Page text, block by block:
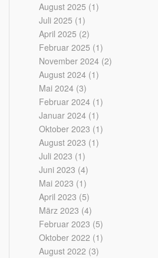
August 2025 (1)
Juli 2025 (1)
April 2025 (2)
Februar 2025 (1)
November 2024 (2)
August 2024 (1)
Mai 2024 (3)
Februar 2024 (1)
Januar 2024 (1)
Oktober 2023 (1)
August 2023 (1)
Juli 2023 (1)
Juni 2023 (4)
Mai 2023 (1)
April 2023 (5)
März 2023 (4)
Februar 2023 (5)
Oktober 2022 (1)
August 2022 (3)